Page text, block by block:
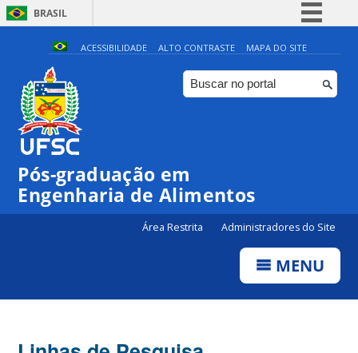
BRASIL
Simplifique!
Comunica BR
Participe
ACESSIBILIDADE ALTO CONTRASTE MAPA DO SITE
Pós-graduação em
Engenharia de Alimentos
Área Restrita Administradores do Site
MENU